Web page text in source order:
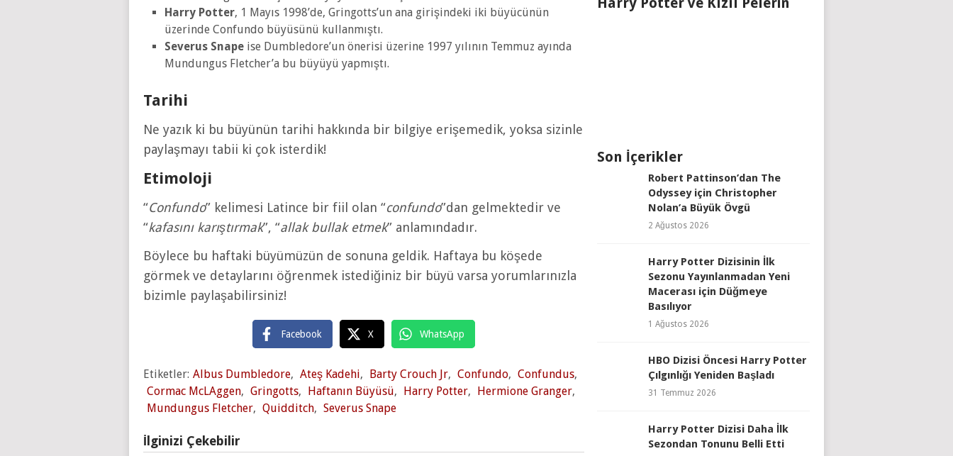
Harry Potter, 1 Mayıs 1998’de, Gringotts’un ana girişindeki iki büyücünün
üzerinde Confundo büyüsünü kullanmıştı.
Severus Snape ise Dumbledore’un önerisi üzerine 1997 yılının Temmuz ayında
Mundungus Fletcher’a bu büyüyü yapmıştı.
Tarihi
Ne yazık ki bu büyünün tarihi hakkında bir bilgiye erişemedik, yoksa sizinle
paylaşmayı tabii ki çok isterdik!
Etimoloji
“Confundo” kelimesi Latince bir fiil olan “confundo”dan gelmektedir ve
“kafasını karıştırmak”, “allak bullak etmek” anlamındadır.
Böylece bu haftaki büyümüzün de sonuna geldik. Haftaya bu köşede
görmek ve detaylarını öğrenmek istediğiniz bir büyü varsa yorumlarınızla
bizimle paylaşabilirsiniz!
Facebook X WhatsApp
Etiketler: Albus Dumbledore, Ateş Kadehi, Barty Crouch Jr, Confundo, Confundus,
Cormac McLAggen, Gringotts, Haftanın Büyüsü, Harry Potter, Hermione Granger,
Mundungus Fletcher, Quidditch, Severus Snape
İlginizi Çekebilir
Son İçerikler
Robert Pattinson’dan The
Odyssey için Christopher
Nolan’a Büyük Övgü
2 Ağustos 2026
Harry Potter Dizisinin İlk
Sezonu Yayınlanmadan Yeni
Macerası için Düğmeye
Basılıyor
1 Ağustos 2026
HBO Dizisi Öncesi Harry Potter
Çılgınlığı Yeniden Başladı
31 Temmuz 2026
Harry Potter Dizisi Daha İlk
Sezondan Tonunu Belli Etti